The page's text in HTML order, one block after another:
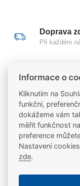
Doprava
Při každém
Poradíme
Partneři
20 let na
Informace o
Kliknutím na
funkční,
dokážeme vám
měřit funkčnost
preference
Nastavení
zde.